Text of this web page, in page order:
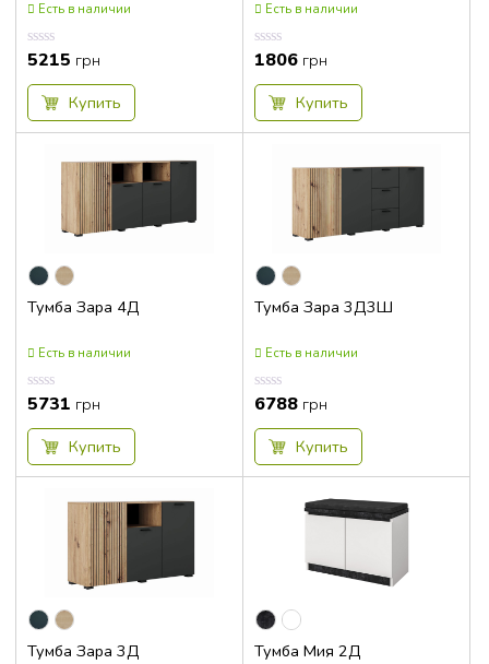
Есть в наличии
Оценка
0.00
из
5215 грн
Купить
Есть в наличии
Оценка
0.00
из
1806 грн
Купить
Тумба Зара 4Д
Есть в наличии
Оценка
0.00
из
5731 грн
Купить
Тумба Зара 3Д3Ш
Есть в наличии
Оценка
0.00
из
6788 грн
Купить
Тумба Зара 3Д Тумба Мия 2Д